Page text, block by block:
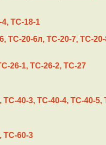
ТС-18-1
ТС-20-6л, ТС-20-7, ТС-20-
26-1, ТС-26-2, ТС-27
40-3, ТС-40-4, ТС-40-5,
ТС-60-3